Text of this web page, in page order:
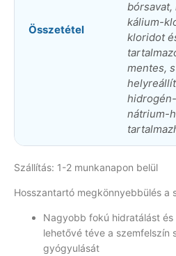
Összetétel
kálium-
kloridot
mentes,
nátrium-
Szállítás: 1-2 munkanapon belül
Hosszantartó megkönnyebbülés a
Nagyobb fokú hidratálást
lehetővé téve a szemfelszín
gyógyulását